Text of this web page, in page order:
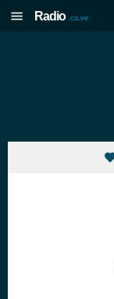
Radio .co.ve